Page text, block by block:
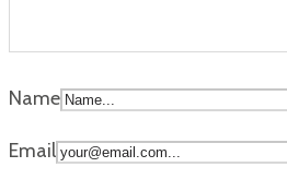
Name
Email